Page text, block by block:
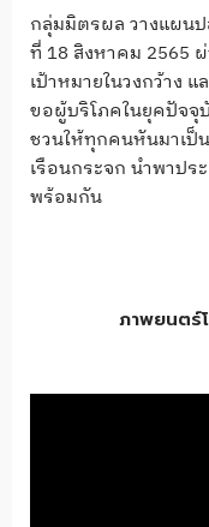
กลุ่มมิตรผล วางแผน
ที่ 18 สิงหาคม 2565
เป้าหมายในวงกว้าง
ขอผู้บริโภคในยุคปัจจุ
ชวนให้ทุกคนหันมาเป็
เรือนกระจก นำพาปร
พร้อมกัน
ภาพยนตร์